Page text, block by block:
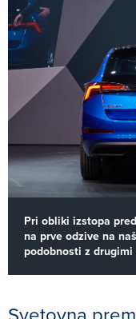
Pri obliki izstopa
na prve odzive na
podobnosti z